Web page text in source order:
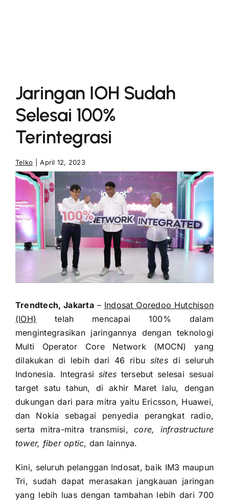
Jaringan IOH Sudah
Selesai 100%
Terintegrasi
Telko April 12, 2023
Trendtech, Jakarta– Indosat Ooredoo Hutchison
(IOH) telah mencapai 100% dalam
mengintegrasikan jaringannya dengan teknologi
Multi Operator Core Network (MOCN) yang
dilakukan di lebih dari 46 ribu sitesdi seluruh
Indonesia. Integrasi sites tersebut selesai sesuai
target satu tahun, di akhir Maret lalu, dengan
dukungan dari para mitra yaitu Ericsson, Huawei,
dan Nokia sebagai penyedia perangkat radio,
serta mitra-mitra transmisi,core, infrastructure
tower, fiber optic, dan lainnya.
Kini, seluruh pelanggan Indosat, baik IM3 maupun
Tri, sudah dapat merasakan jangkauan jaringan
yang lebih luas dengan tambahan lebih dari 700